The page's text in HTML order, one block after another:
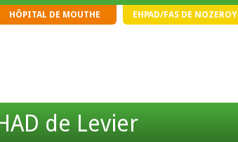
HÔPITAL DE MOUTHE EHPAD/FAS DE NOZEROY
de Levier